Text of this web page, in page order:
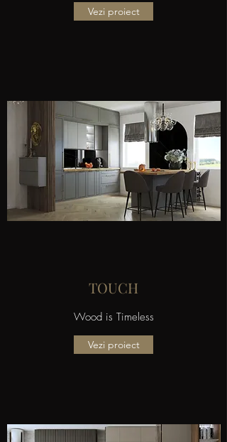
Vezi proiect
TOUCH
Wood is Timeless
Vezi proiect